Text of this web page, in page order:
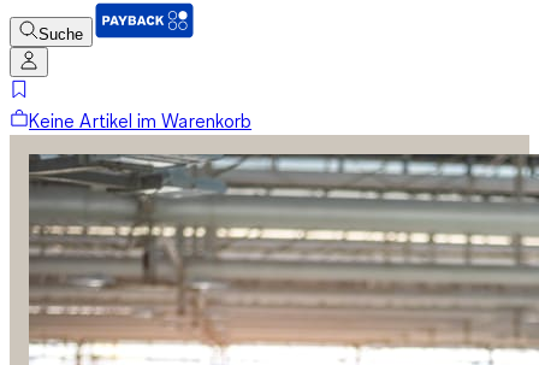
Suche
Keine Artikel im Warenkorb